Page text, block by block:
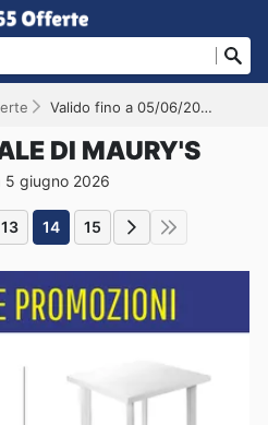
Valido fino a 05/06/2026
DI MAURY'S
5 giugno 2026
13 14 15